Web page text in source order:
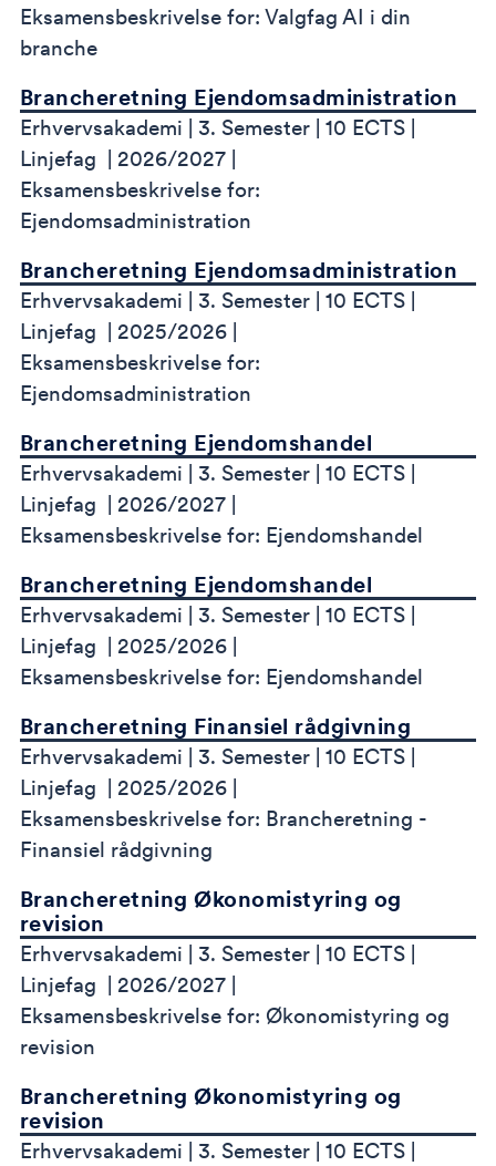
Eksamensbeskrivelse for: Valgfag AI i din
branche
Brancheretning Ejendomsadministration
Erhvervsakademi 3. Semester
10 ECTS
Linjefag
2026/2027
Eksamensbeskrivelse for:
Ejendomsadministration
Brancheretning Ejendomsadministration
Erhvervsakademi 3. Semester
10 ECTS
Linjefag
2025/2026
Eksamensbeskrivelse for:
Ejendomsadministration
Brancheretning Ejendomshandel
Erhvervsakademi 3. Semester
10 ECTS
Linjefag
2026/2027
Eksamensbeskrivelse for: Ejendomshandel
Brancheretning Ejendomshandel
Erhvervsakademi 3. Semester
10 ECTS
Linjefag
2025/2026
Eksamensbeskrivelse for: Ejendomshandel
Brancheretning Finansiel rådgivning
Erhvervsakademi 3. Semester
10 ECTS
Linjefag
2025/2026
Eksamensbeskrivelse for: Brancheretning -
Finansiel rådgivning
Brancheretning Økonomistyring og
revision
Erhvervsakademi 3. Semester
10 ECTS
Linjefag
2026/2027
Eksamensbeskrivelse for: Økonomistyring og
revision
Brancheretning Økonomistyring og
revision
Erhvervsakademi 3. Semester
10 ECTS